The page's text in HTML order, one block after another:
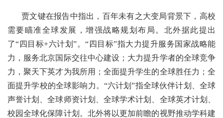
贾文键在报告中指出，百年未有之大变局背景下，高校
需要瞄准全球发展，增强战略规划布局。北外据此提出
了“四目标+六计划”。“四目标”指大力提升服务国家战略能
力，服务北京国际交往中心建设；大力提升学者的全球竞争
力，聚天下英才为我所用；全面提升学生的全球胜任力；全
面提升学校的全球影响力。“六计划”指全球伙伴计划、全球
声誉计划、全球师资计划、全球学术计划、全球英才计划、
校园全球化保障计划。北外将以更加前瞻的视野推动学科建